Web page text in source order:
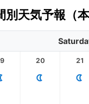
天気予報（本
20 21